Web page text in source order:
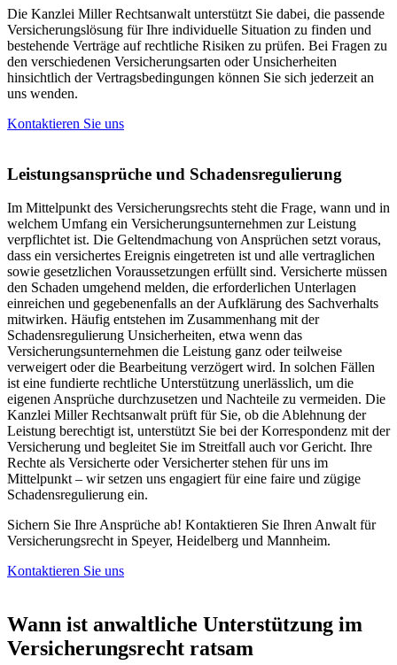
Die Kanzlei Miller Rechtsanwalt unterstützt Sie dabei, die passende
Versicherungslösung für Ihre individuelle Situation zu finden und
bestehende Verträge auf rechtliche Risiken zu prüfen. Bei Fragen zu
den verschiedenen Versicherungsarten oder Unsicherheiten
hinsichtlich der Vertragsbedingungen können Sie sich jederzeit an
uns wenden.
Kontaktieren Sie uns
Leistungsansprüche und Schadensregulierung
Im Mittelpunkt des Versicherungsrechts steht die Frage, wann und in
welchem Umfang ein Versicherungsunternehmen zur Leistung
verpflichtet ist. Die Geltendmachung von Ansprüchen setzt voraus,
dass ein versichertes Ereignis eingetreten ist und alle vertraglichen
sowie gesetzlichen Voraussetzungen erfüllt sind. Versicherte müssen
den Schaden umgehend melden, die erforderlichen Unterlagen
einreichen und gegebenenfalls an der Aufklärung des Sachverhalts
mitwirken. Häufig entstehen im Zusammenhang mit der
Schadensregulierung Unsicherheiten, etwa wenn das
Versicherungsunternehmen die Leistung ganz oder teilweise
verweigert oder die Bearbeitung verzögert wird. In solchen Fällen
ist eine fundierte rechtliche Unterstützung unerlässlich, um die
eigenen Ansprüche durchzusetzen und Nachteile zu vermeiden. Die
Kanzlei Miller Rechtsanwalt prüft für Sie, ob die Ablehnung der
Leistung berechtigt ist, unterstützt Sie bei der Korrespondenz mit der
Versicherung und begleitet Sie im Streitfall auch vor Gericht. Ihre
Rechte als Versicherte oder Versicherter stehen für uns im
Mittelpunkt – wir setzen uns engagiert für eine faire und zügige
Schadensregulierung ein.
Sichern Sie Ihre Ansprüche ab! Kontaktieren Sie Ihren Anwalt für
Versicherungsrecht in Speyer, Heidelberg und Mannheim.
Kontaktieren Sie uns
Wann ist anwaltliche Unterstützung im
Versicherungsrecht ratsam